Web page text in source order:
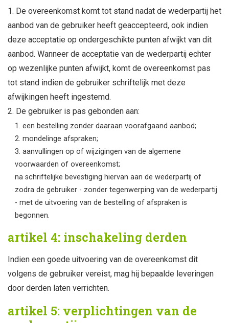
De overeenkomst komt tot stand nadat de wederpartij het
aanbod van de gebruiker heeft geaccepteerd, ook indien
deze acceptatie op ondergeschikte punten afwijkt van dit
aanbod. Wanneer de acceptatie van de wederpartij echter
op wezenlijke punten afwijkt, komt de overeenkomst pas
tot stand indien de gebruiker schriftelijk met deze
afwijkingen heeft ingestemd.
De gebruiker is pas gebonden aan:
een bestelling zonder daaraan voorafgaand aanbod;
mondelinge afspraken;
aanvullingen op of wijzigingen van de algemene
voorwaarden of overeenkomst;
na schriftelijke bevestiging hiervan aan de wederpartij of
zodra de gebruiker - zonder tegenwerping van de wederpartij
- met de uitvoering van de bestelling of afspraken is
begonnen.
artikel 4: inschakeling derden
Indien een goede uitvoering van de overeenkomst dit
volgens de gebruiker vereist, mag hij bepaalde leveringen
door derden laten verrichten.
artikel 5: verplichtingen van de